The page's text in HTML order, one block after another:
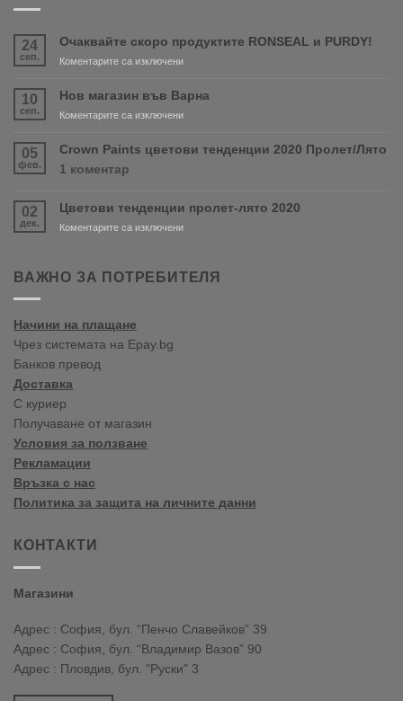
24
сеп.
Очаквайте скоро продуктите RONSEAL и PURDY!
Коментарите са изключениза
продуктите
RONSEAL
PURDY!
10
сеп.
Нов магазин във Варна
Коментарите са изключениза
05
фев.
Crown Paints цветови тенденции 2020 Пролет/Лято
1 коментар
цветови
тенденции
Лято
02
дек.
Цветови тенденции пролет-лято 2020
Коментарите са изключениза
пролет-
ВАЖНО ЗА ПОТРЕБИТЕЛЯ
Начини на плащане
Чрез системата на Epay.bg
Банков превод
Доставка
С куриер
Получаване от магазин
Условия за ползване
Рекламации
Връзка с нас
Политика за защита на личните данни
КОНТАКТИ
Магазини
Адрес : София, бул. “Пенчо Славейков” 39
Адрес : София, бул. “Владимир Вазов” 90
Адрес : Пловдив, бул. "Руски" 3